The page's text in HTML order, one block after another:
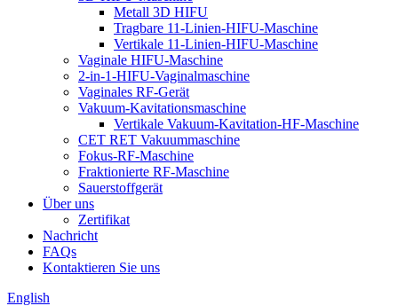
Metall 3D HIFU
Tragbare 11-Linien-HIFU-Maschine
Vertikale 11-Linien-HIFU-Maschine
Vaginale HIFU-Maschine
2-in-1-HIFU-Vaginalmaschine
Vaginales RF-Gerät
Vakuum-Kavitationsmaschine
Vertikale Vakuum-Kavitation-HF-Maschine
CET RET Vakuummaschine
Fokus-RF-Maschine
Fraktionierte RF-Maschine
Sauerstoffgerät
Über uns
Zertifikat
Nachricht
FAQs
Kontaktieren Sie uns
English